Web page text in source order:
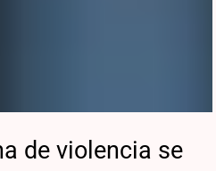
de violencia se